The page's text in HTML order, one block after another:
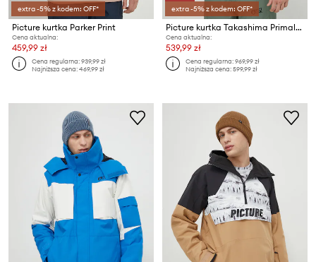
extra -5% z kodem: OFF*
Picture kurtka Parker Print
Cena aktualna:
459,99 zł
Cena regularna:939,99 zł
Najniższa cena:469,99 zł
extra -5% z kodem: OFF*
Picture kurtka Takashima Primaloft
Cena aktualna:
539,99 zł
Cena regularna:969,99 zł
Najniższa cena:599,99 zł